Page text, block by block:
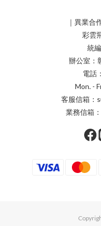
｜異業合
彩雲
統
辦公室：
電話
Mon. -
客服信箱：
業務信箱